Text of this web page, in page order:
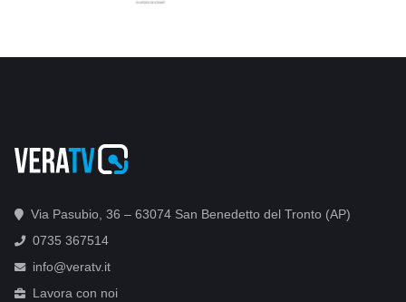
Via Pasubio, 36 – 63074 San Benedetto del Tronto (AP)
0735 367514
info@veratv.it
Lavora con noi